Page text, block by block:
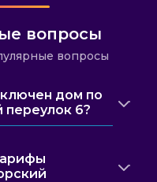
вопросы
вопросы
дом по
переулок 6?